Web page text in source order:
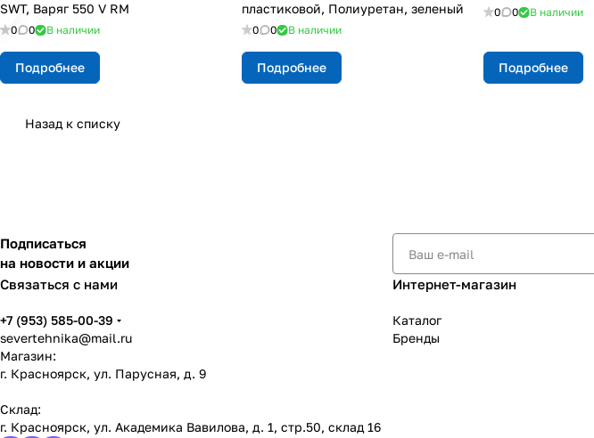
SWT, Варяг 550 V RM
0 0 В наличии
Подробнее
пластиковой, Полиуретан, зеленый
0 0 В наличии
Подробнее
0 0 В наличии
Подробнее
Назад к списку
Подписаться
на новости и акции
Связаться с нами
+7 (953) 585-00-39
severtehnika@mail.ru
Магазин:
г. Красноярск, ул. Парусная, д. 9
Склад:
г. Красноярск, ул. Академика Вавилова, д. 1, стр.50, склад 16
Интернет-магазин
Каталог
Бренды